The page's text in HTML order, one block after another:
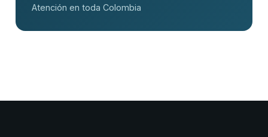
Atención en toda Colombia